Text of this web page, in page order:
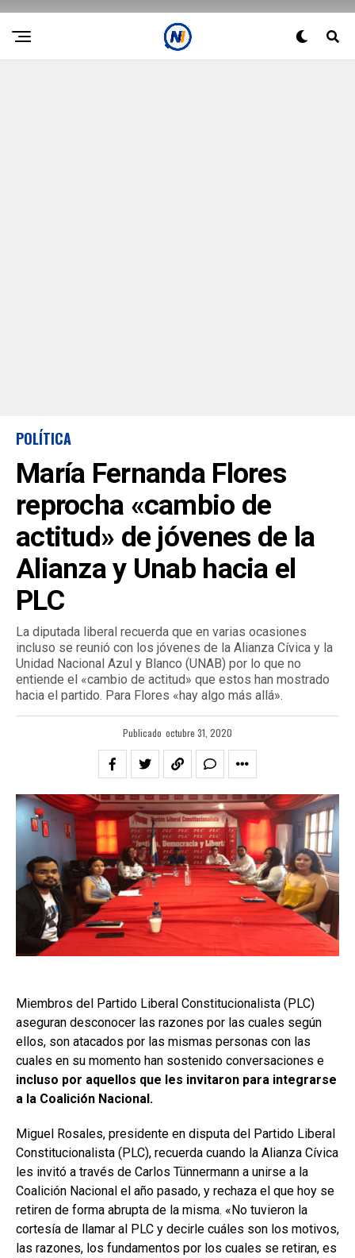
POLÍTICA
María Fernanda Flores
reprocha «cambio de
actitud» de jóvenes de la
Alianza y Unab hacia el
PLC
La diputada liberal recuerda que en varias ocasiones
incluso se reunió con los jóvenes de la Alianza Cívica y la
Unidad Nacional Azul y Blanco (UNAB) por lo que no
entiende el «cambio de actitud» que estos han mostrado
hacia el partido. Para Flores «hay algo más allá».
Publicado octubre 31, 2020
Miembros del Partido Liberal Constitucionalista (PLC)
aseguran desconocer las razones por las cuales según
ellos, son atacados por las mismas personas con las
cuales en su momento han sostenido conversaciones e
incluso por aquellos que les invitaron para integrarse
a la Coalición Nacional.
Miguel Rosales, presidente en disputa del Partido Liberal
Constitucionalista (PLC), recuerda cuando la Alianza Cívica
les invitó a través de Carlos Tünnermann a unirse a la
Coalición Nacional el año pasado, y rechaza el que hoy se
retiren de forma abrupta de la misma. «No tuvieron la
cortesía de llamar al PLC y decirle cuáles son los motivos,
las razones, los fundamentos por los cuales se retiran, es